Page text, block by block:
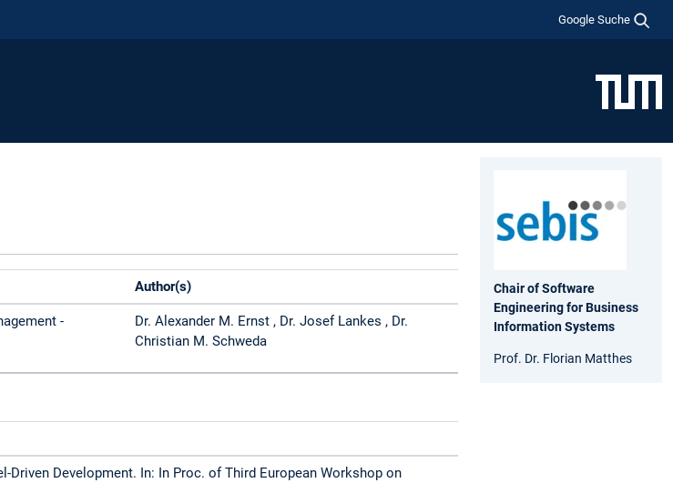
Google Suche
Author(s)
-
Dr. Alexander M. Ernst , Dr. Josef Lankes , Dr.
Christian M. Schweda
Driven Development. In: In Proc. of Third European Workshop on
Chair of Software
Engineering for Business
Information Systems
Prof. Dr. Florian Matthes